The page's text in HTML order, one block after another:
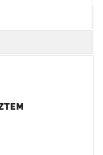
Standard-
Winkelstück auch